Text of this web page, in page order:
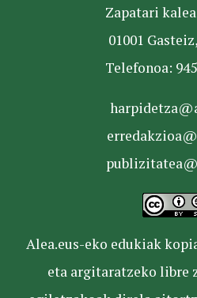
Zapatari kalea
01001
Telefonoa:
Alea.eus-eko edukiak
eta argitaratzeko libre